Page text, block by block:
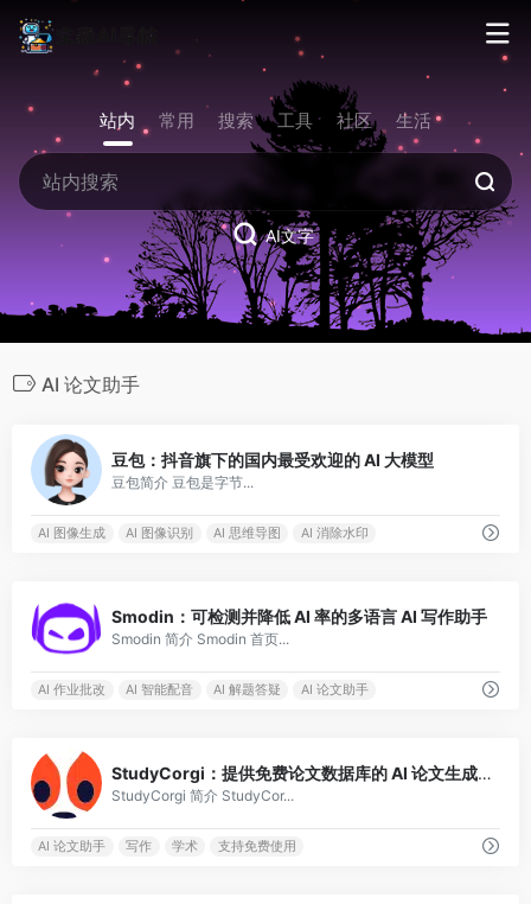
站内 常用 搜索 工具 社区 生活
AI文字
AI 论文助手
豆包：抖音旗下的国内最受欢迎的 AI 大模型
豆包简介 豆包是字节...
AI 图像生成 AI 图像识别 AI 思维导图 AI 消除水印
Smodin：可检测并降低 AI 率的多语言 AI 写作助手
Smodin 简介 Smodin 首页...
AI 作业批改 AI 智能配音 AI 解题答疑 AI 论文助手
StudyCorgi：提供免费论文数据库的 AI 论文生成、检测一站式平台
StudyCorgi 简介 StudyCor...
AI 论文助手 写作 学术 支持免费使用